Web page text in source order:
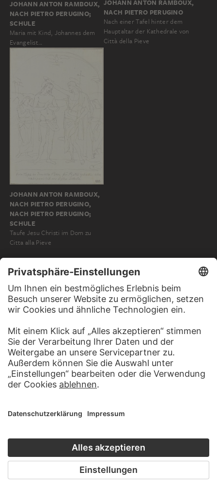
JOHANN ANTON RAMBOUX,
NACH PIETRO PERUGINO;
SCHULE
Maria mit Kind, Johannes dem
Evangelist…
JOHANN ANTON RAMBOUX,
NACH PIETRO PERUGINO
Nach einer Tafel hinter dem
Hauptaltar der Kathedrale von
Città della Pieve
JOHANN ANTON RAMBOUX,
NACH PIETRO PERUGINO,
NACH PIETRO PERUGINO;
SCHULE
Taufe Jesu Christi im Dom zu
Citta alla Pieve